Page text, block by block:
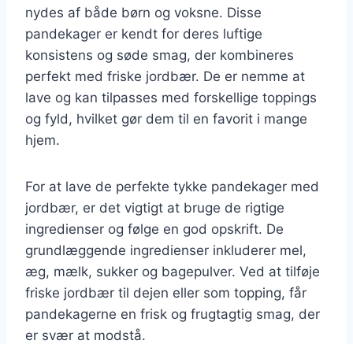
nydes af både børn og voksne. Disse
pandekager er kendt for deres luftige
konsistens og søde smag, der kombineres
perfekt med friske jordbær. De er nemme at
lave og kan tilpasses med forskellige toppings
og fyld, hvilket gør dem til en favorit i mange
hjem.
For at lave de perfekte tykke pandekager med
jordbær, er det vigtigt at bruge de rigtige
ingredienser og følge en god opskrift. De
grundlæggende ingredienser inkluderer mel,
æg, mælk, sukker og bagepulver. Ved at tilføje
friske jordbær til dejen eller som topping, får
pandekagerne en frisk og frugtagtig smag, der
er svær at modstå.